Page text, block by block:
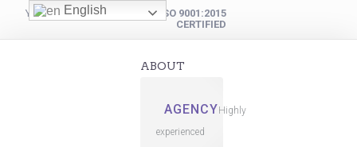
YOUR DIGITAL PARTNER
ISO 9001:2015
CERTIFIED
ABOUT
AGENCY Highly
experienced
English